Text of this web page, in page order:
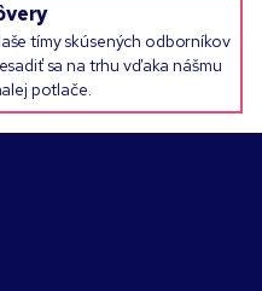
tímy skúsených odborníkov
sa na trhu vďaka nášmu
potlače.